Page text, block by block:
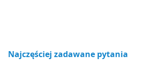
Najczęściej zadawane pytania